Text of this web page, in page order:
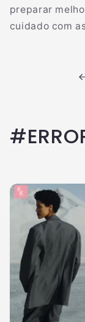
preparar
cuidado com